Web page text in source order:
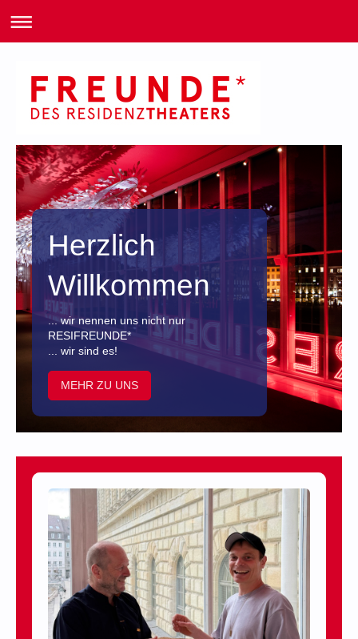
Herzlich
Willkommen
... wir nennen uns nicht nur
RESIFREUNDE*
... wir sind es!
MEHR ZU UNS